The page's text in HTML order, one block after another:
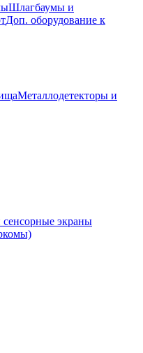
Шлагбаумы и
Доп. оборудование к
Металлодетекторы и
экраны